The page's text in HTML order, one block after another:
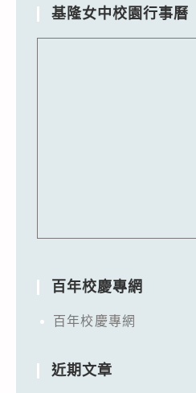
基隆女中校園行事曆
百年校慶專網
百年校慶專網
近期文章